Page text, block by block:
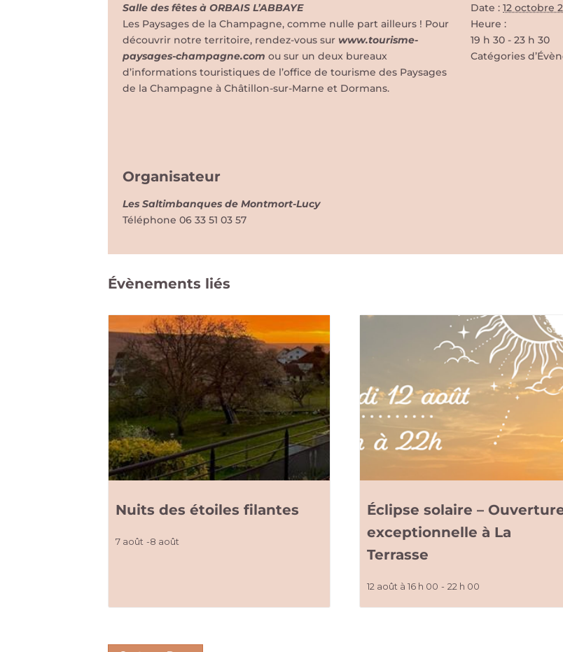
Date : 12 octobre
Heure :
19 h 30 - 23 h 30
Catégories
Salle des fêtes à ORBAIS L’ABBAYE
Les Paysages de la Champagne, comme nulle part ailleurs ! Pour
découvrir notre territoire, rendez-vous sur www.tourisme-
paysages-champagne.com ou sur un deux bureaux
d’informations touristiques de l’office de tourisme des Paysages
de la Champagne à Châtillon-sur-Marne et Dormans.
Organisateur
Les Saltimbanques de Montmort-Lucy
Téléphone06 33 51 03 57
Évènements liés
Nuits des étoiles filantes
7 août -8 août
Éclipse solaire –
exceptionnelle à La
Terrasse
12 août à 16 h 00 - 22 h 00